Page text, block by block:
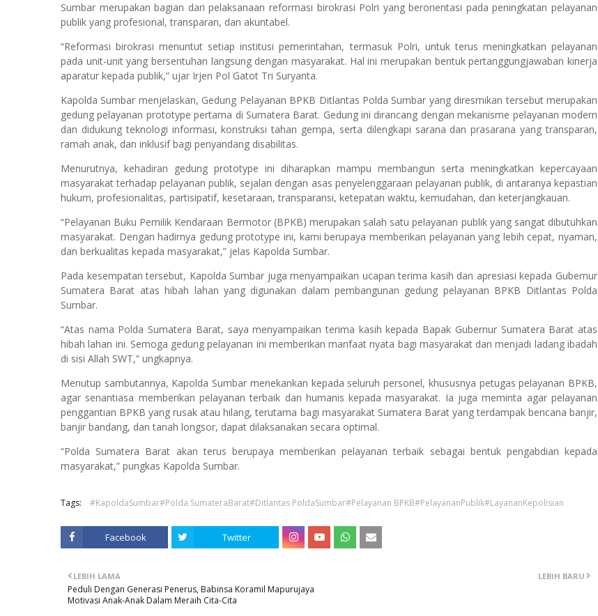
Sumbar merupakan bagian dari pelaksanaan reformasi birokrasi Polri yang berorientasi pada peningkatan pelayanan
publik yang profesional, transparan, dan akuntabel.
“Reformasi birokrasi menuntut setiap institusi pemerintahan, termasuk Polri, untuk terus meningkatkan pelayanan
pada unit-unit yang bersentuhan langsung dengan masyarakat. Hal ini merupakan bentuk pertanggungjawaban kinerja
aparatur kepada publik,” ujar Irjen Pol Gatot Tri Suryanta.
Kapolda Sumbar menjelaskan, Gedung Pelayanan BPKB Ditlantas Polda Sumbar yang diresmikan tersebut merupakan
gedung pelayanan prototype pertama di Sumatera Barat. Gedung ini dirancang dengan mekanisme pelayanan modern
dan didukung teknologi informasi, konstruksi tahan gempa, serta dilengkapi sarana dan prasarana yang transparan,
ramah anak, dan inklusif bagi penyandang disabilitas.
Menurutnya, kehadiran gedung prototype ini diharapkan mampu membangun serta meningkatkan kepercayaan
masyarakat terhadap pelayanan publik, sejalan dengan asas penyelenggaraan pelayanan publik, di antaranya kepastian
hukum, profesionalitas, partisipatif, kesetaraan, transparansi, ketepatan waktu, kemudahan, dan keterjangkauan.
“Pelayanan Buku Pemilik Kendaraan Bermotor (BPKB) merupakan salah satu pelayanan publik yang sangat dibutuhkan
masyarakat. Dengan hadirnya gedung prototype ini, kami berupaya memberikan pelayanan yang lebih cepat, nyaman,
dan berkualitas kepada masyarakat,” jelas Kapolda Sumbar.
Pada kesempatan tersebut, Kapolda Sumbar juga menyampaikan ucapan terima kasih dan apresiasi kepada Gubernur
Sumatera Barat atas hibah lahan yang digunakan dalam pembangunan gedung pelayanan BPKB Ditlantas Polda
Sumbar.
“Atas nama Polda Sumatera Barat, saya menyampaikan terima kasih kepada Bapak Gubernur Sumatera Barat atas
hibah lahan ini. Semoga gedung pelayanan ini memberikan manfaat nyata bagi masyarakat dan menjadi ladang ibadah
di sisi Allah SWT,” ungkapnya.
Menutup sambutannya, Kapolda Sumbar menekankan kepada seluruh personel, khususnya petugas pelayanan BPKB,
agar senantiasa memberikan pelayanan terbaik dan humanis kepada masyarakat. Ia juga meminta agar pelayanan
penggantian BPKB yang rusak atau hilang, terutama bagi masyarakat Sumatera Barat yang terdampak bencana banjir,
banjir bandang, dan tanah longsor, dapat dilaksanakan secara optimal.
“Polda Sumatera Barat akan terus berupaya memberikan pelayanan terbaik sebagai bentuk pengabdian kepada
masyarakat,” pungkas Kapolda Sumbar.
Tags: #KapoldaSumbar#Polda SumateraBarat#Ditlantas PoldaSumbar#Pelayanan BPKB#PelayananPublik#LayananKepolisian
Facebook Twitter
LEBIH BARU
LEBIH LAMA
Peduli Dengan Generasi Penerus, Babinsa Koramil Mapurujaya
Motivasi Anak-Anak Dalam Meraih Cita-Cita